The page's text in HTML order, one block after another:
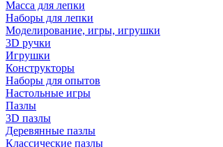
Масса для лепки
Наборы для лепки
Моделирование, игры, игрушки
3D ручки
Игрушки
Конструкторы
Наборы для опытов
Настольные игры
Пазлы
3D пазлы
Деревянные пазлы
Классические пазлы